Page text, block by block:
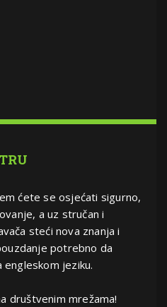
ćete se osjećati sigurno,
a uz stručan i
steći nova znanja i
potrebno da
jeziku.
društvenim mrežama!